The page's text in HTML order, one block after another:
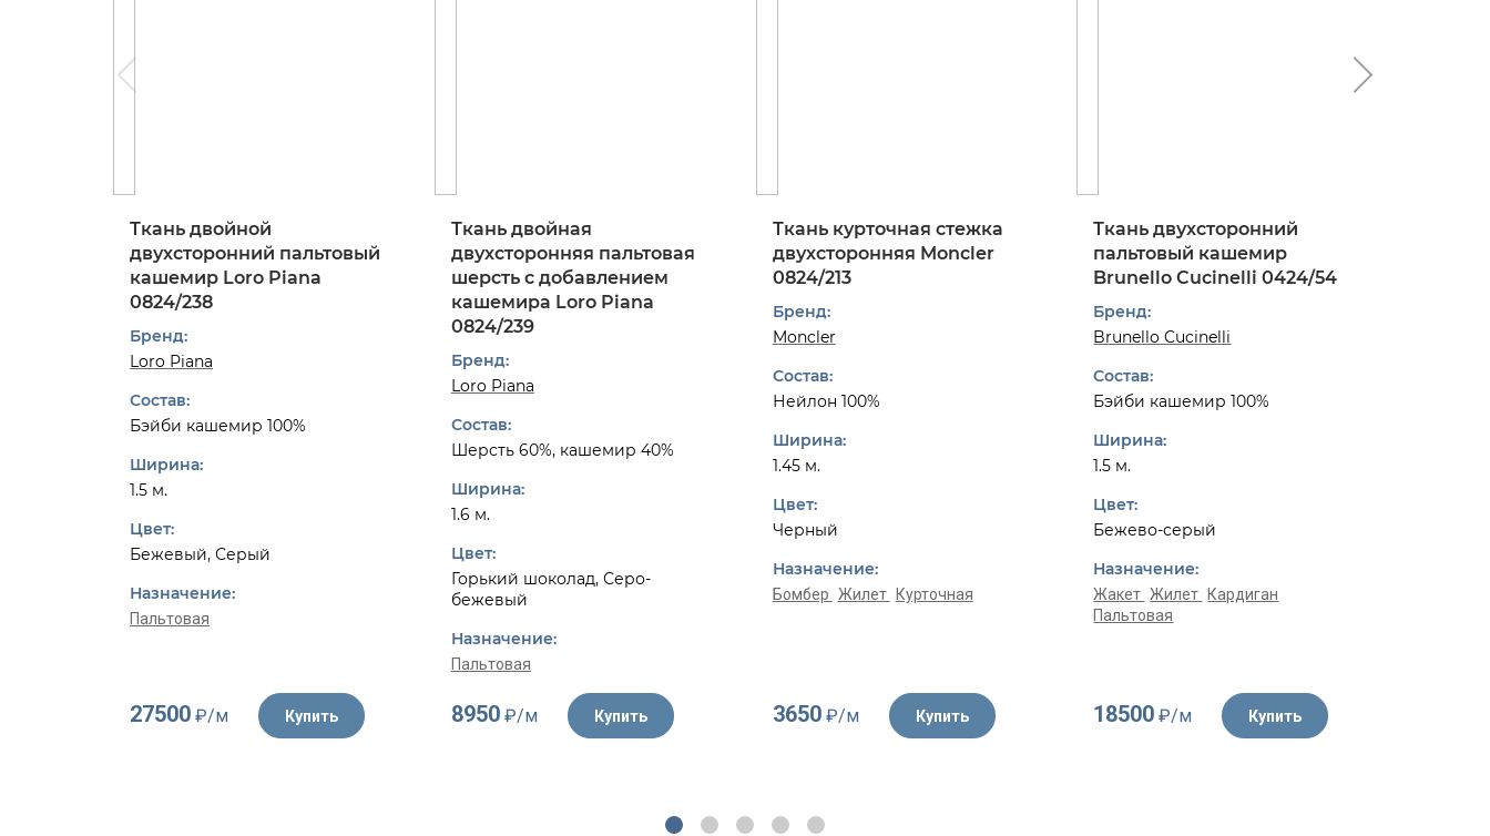
Ткань двойной
двухсторонний пальтовый
кашемир Loro Piana
0824/238
Бренд:
Loro Piana
Состав:
Бэйби кашемир 100%
Ширина:
1.5 м.
Цвет:
Бежевый, Серый
Назначение:
Пальтовая
27500 ₽/м Купить
Ткань двойная
двухсторонняя пальтовая
шерсть с добавлением
кашемира Loro Piana
0824/239
Бренд:
Loro Piana
Состав:
Шерсть 60%, кашемир 40%
Ширина:
1.6 м.
Цвет:
Горький шоколад, Серо-
бежевый
Назначение:
Пальтовая
8950₽/м Купить
Ткань курточная стежка
двухсторонняя Moncler
0824/213
Бренд:
Moncler
Состав:
Нейлон 100%
Ширина:
1.45 м.
Цвет:
Черный
Назначение:
Бомбер Жилет Курточная
3650₽/м Купить
Ткань двухсторонний
пальтовый кашемир
Brunello Cucinelli 0424/54
Бренд:
Brunello Cucinelli
Состав:
Бэйби кашемир 100%
Ширина:
1.5 м.
Цвет:
Бежево-серый
Назначение:
Жакет Жилет
Кардиган
Пальтовая
18500 ₽/м Купить